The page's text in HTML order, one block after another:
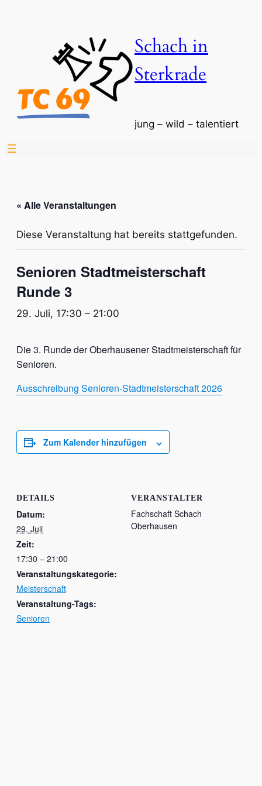
Schach in
Sterkrade
jung – wild – talentiert
« Alle Veranstaltungen
Diese Veranstaltung hat bereits stattgefunden.
Senioren Stadtmeisterschaft
Runde 3
29. Juli, 17:30 – 21:00
Die 3. Runde der Oberhausener Stadtmeisterschaft für
Senioren.
Ausschreibung Senioren-Stadtmeisterschaft 2026
Zum Kalender hinzufügen
DETAILS
Datum:
29. Juli
Zeit:
17:30 – 21:00
Veranstaltungskategorie:
Meisterschaft
Veranstaltung-Tags:
Senioren
VERANSTALTER
Fachschaft Schach
Oberhausen